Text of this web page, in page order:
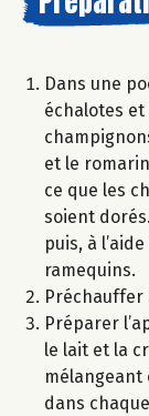
Dans une
échalotes et
et le
ce que les
soient
puis, à
ramequins.
Préchauffer
Préparer
le lait et la
mélangeant
dans